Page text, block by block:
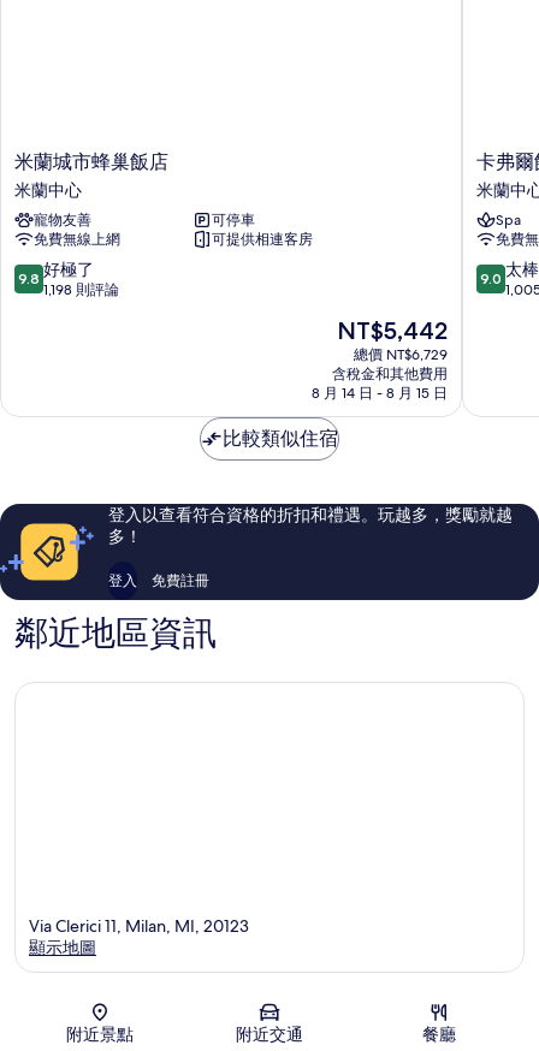
米
蘭
城
市
蜂
巢
飯
米蘭城市蜂巢飯店
米蘭中心
寵物友善
可停車
免費無線上網
可提供相連客房
9.8
分，
極
評
論
9.8 好極了
1,198 則評論
現
價
格
為
NT$5,442
NT$5,442
總價 NT$6,729
含稅金和其他費用
8 月 14 日 - 8 月 15 日
卡
弗
爾
飯
店
米
蘭
卡弗爾
米蘭中
Spa
免費
9.0
分，
棒
評
論
9.0 太
比較類似住宿
登入以查看符合資格的折扣和禮遇。玩越多，獎勵就越
多！
登入 免費註冊
鄰近地區資訊
地圖
Via Clerici 11, Milan, MI, 20123
顯示地圖
附近景點 附近交通 餐廳